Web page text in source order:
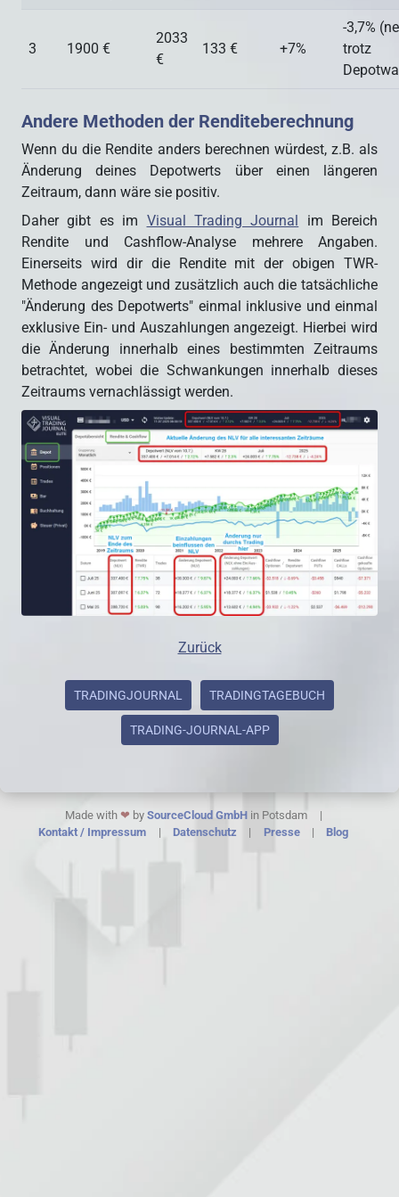
3 1900 €
2033
€
133 € +7%
-3,7%
trotz
Andere Methoden der Renditeberechnung
Wenn du die Rendite anders berechnen würdest, z.B. als
Änderung deines Depotwerts über einen längeren
Zeitraum, dann wäre sie positiv.
Daher gibt es im Visual Trading Journal im Bereich
Rendite und Cashflow-Analyse mehrere Angaben.
Einerseits wird dir die Rendite mit der obigen TWR-
Methode angezeigt und zusätzlich auch die tatsächliche
"Änderung des Depotwerts" einmal inklusive und einmal
exklusive Ein- und Auszahlungen angezeigt. Hierbei wird
die Änderung innerhalb eines bestimmten Zeitraums
betrachtet, wobei die Schwankungen innerhalb dieses
Zeitraums vernachlässigt werden.
Zurück
TRADINGJOURNAL TRADINGTAGEBUCH
TRADING-JOURNAL-APP
Made with ❤︎ bySourceCloud GmbH in Potsdam
Kontakt / Impressum
Datenschutz Presse Blog